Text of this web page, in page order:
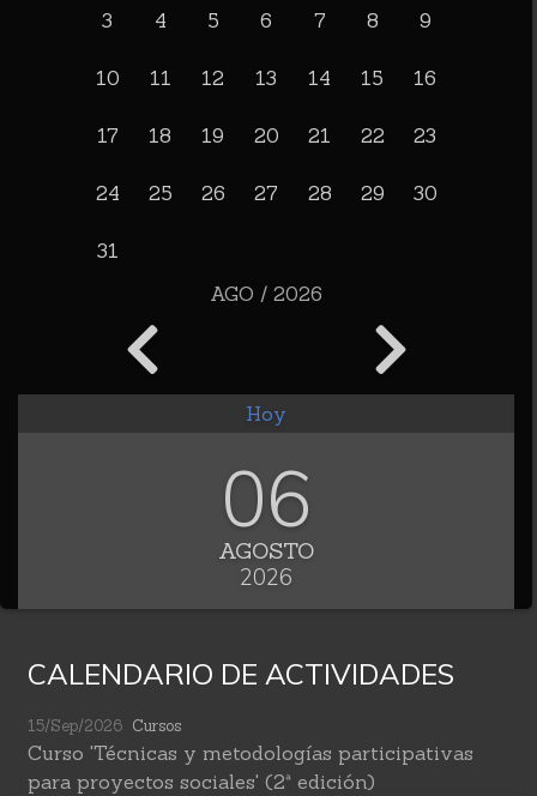
3 4 5 6 7 8 9
10 11 12 13 14 15 16
17 18 19 20 21 22 23
24 25 26 27 28 29 30
31
AGO / 2026
Hoy
06
AGOSTO
2026
CALENDARIO DE ACTIVIDADES
15/Sep/2026 Cursos
Curso 'Técnicas y metodologías participativas
para proyectos sociales' (2ª edición)